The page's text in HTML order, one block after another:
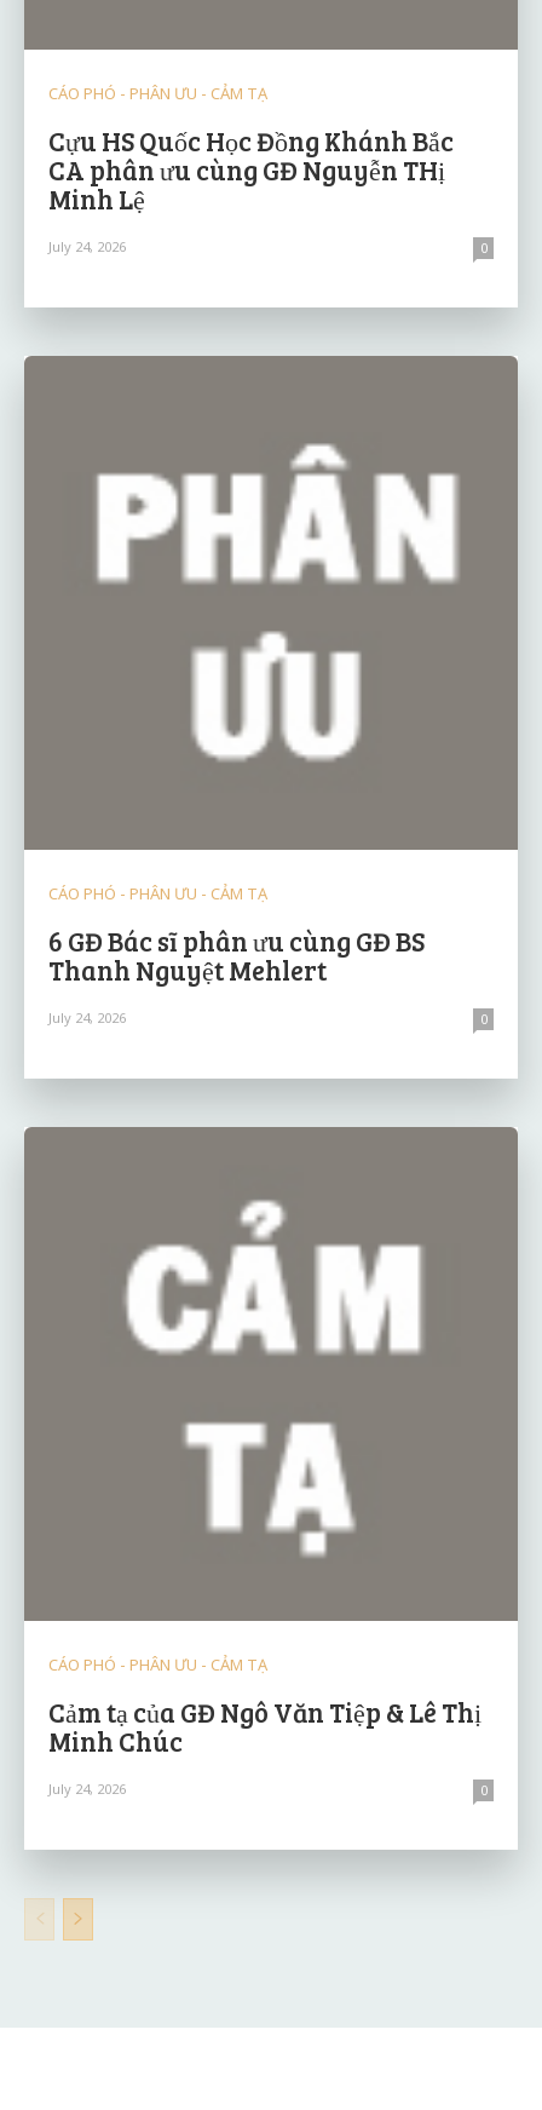
CÁO PHÓ - PHÂN ƯU - CẢM TẠ
Cựu HS Quốc Học Đồng Khánh Bắc
CA phân ưu cùng GĐ Nguyễn THị
Minh Lệ
July 24, 2026 0
CÁO PHÓ - PHÂN ƯU - CẢM TẠ
6 GĐ Bác sĩ phân ưu cùng GĐ BS
Thanh Nguyệt Mehlert
July 24, 2026 0
CÁO PHÓ - PHÂN ƯU - CẢM TẠ
Cảm tạ của GĐ Ngô Văn Tiệp & Lê Thị
Minh Chúc
July 24, 2026 0